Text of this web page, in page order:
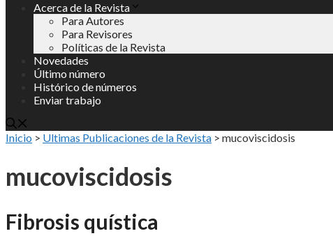
Acerca de la Revista
Para Autores
Para Revisores
Políticas de la Revista
Novedades
Último número
Histórico de números
Enviar trabajo
Inicio > Ultimas Publicaciones de la Revista > mucoviscidosis
mucoviscidosis
Fibrosis quística